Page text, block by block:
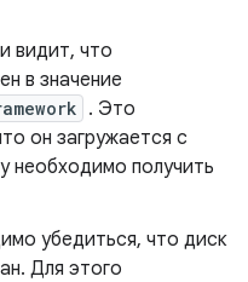
видит, что
в значение
. Это
он загружается с
необходимо получить
убедиться, что диск
Для этого